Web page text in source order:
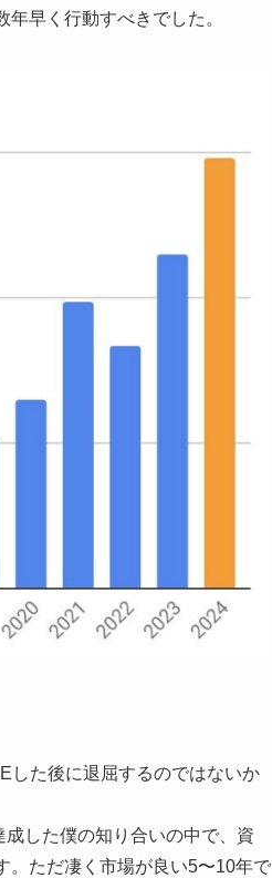
早く行動すべきでした。
した後に退屈するのではないか
した僕の知り合いの中で、資
。ただ凄く市場が良い5〜10年で